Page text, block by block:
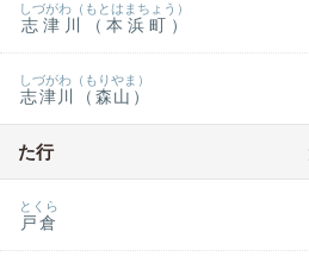
志津川（本浜町）
しづがわ（もとはまちょう）
志津川（森山）
しづがわ（もりやま）
た行
戸倉
とくら